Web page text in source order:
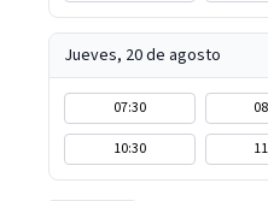
Jueves, 20 de agosto
07:30
10:30